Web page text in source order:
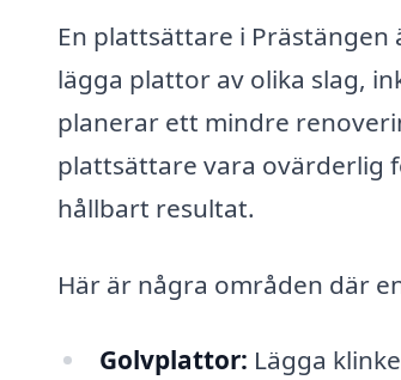
En plattsättare i
lägga plattor av olika slag,
planerar ett mindre
plattsättare vara ovärderlig
hållbart resultat.
Här är några områden där
Golvplattor: Lägga